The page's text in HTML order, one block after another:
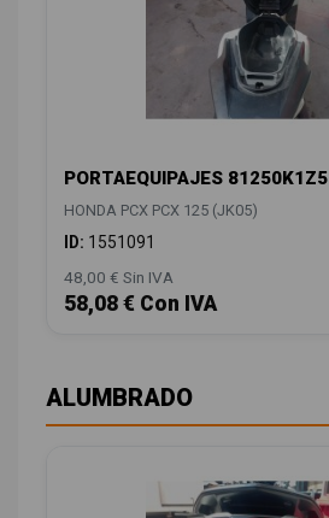
PORTAEQUIPAJES
HONDA PCX PCX 125 (JK05)
ID: 1551091
48,00 € Sin IVA
58,08 € Con IVA
ALUMBRADO